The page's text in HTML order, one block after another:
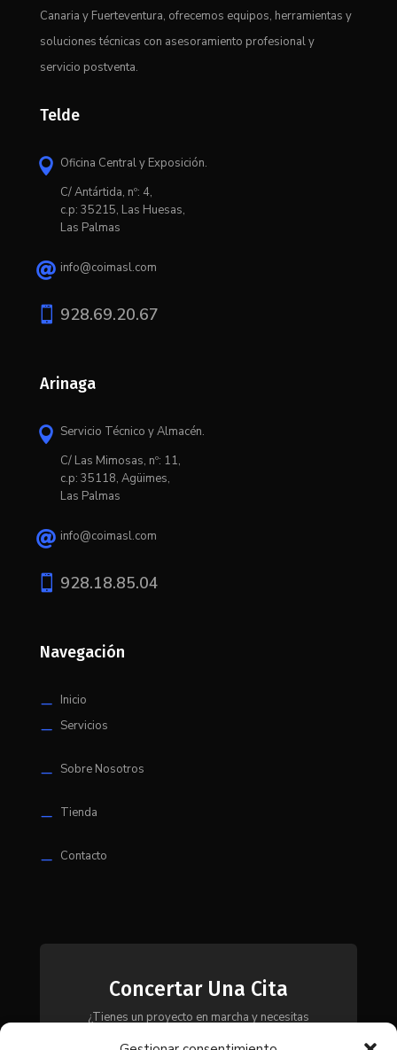
Canaria y Fuerteventura, ofrecemos equipos, herramientas y
soluciones técnicas con asesoramiento profesional y
servicio postventa.
Telde
 Oficina Central y Exposición.
C/ Antártida, nº: 4,
c.p: 35215, Las Huesas,
Las Palmas
 info@coimasl.com
 928.69.20.67
Arinaga
 Servicio Técnico y Almacén.
C/ Las Mimosas, nº: 11,
c.p: 35118, Agüimes,
Las Palmas
 info@coimasl.com
 928.18.85.04
Navegación
K Inicio
K Servicios
K Sobre Nosotros
K Tienda
K Contacto
Concertar Una Cita
¿Tienes un proyecto en marcha y necesitas